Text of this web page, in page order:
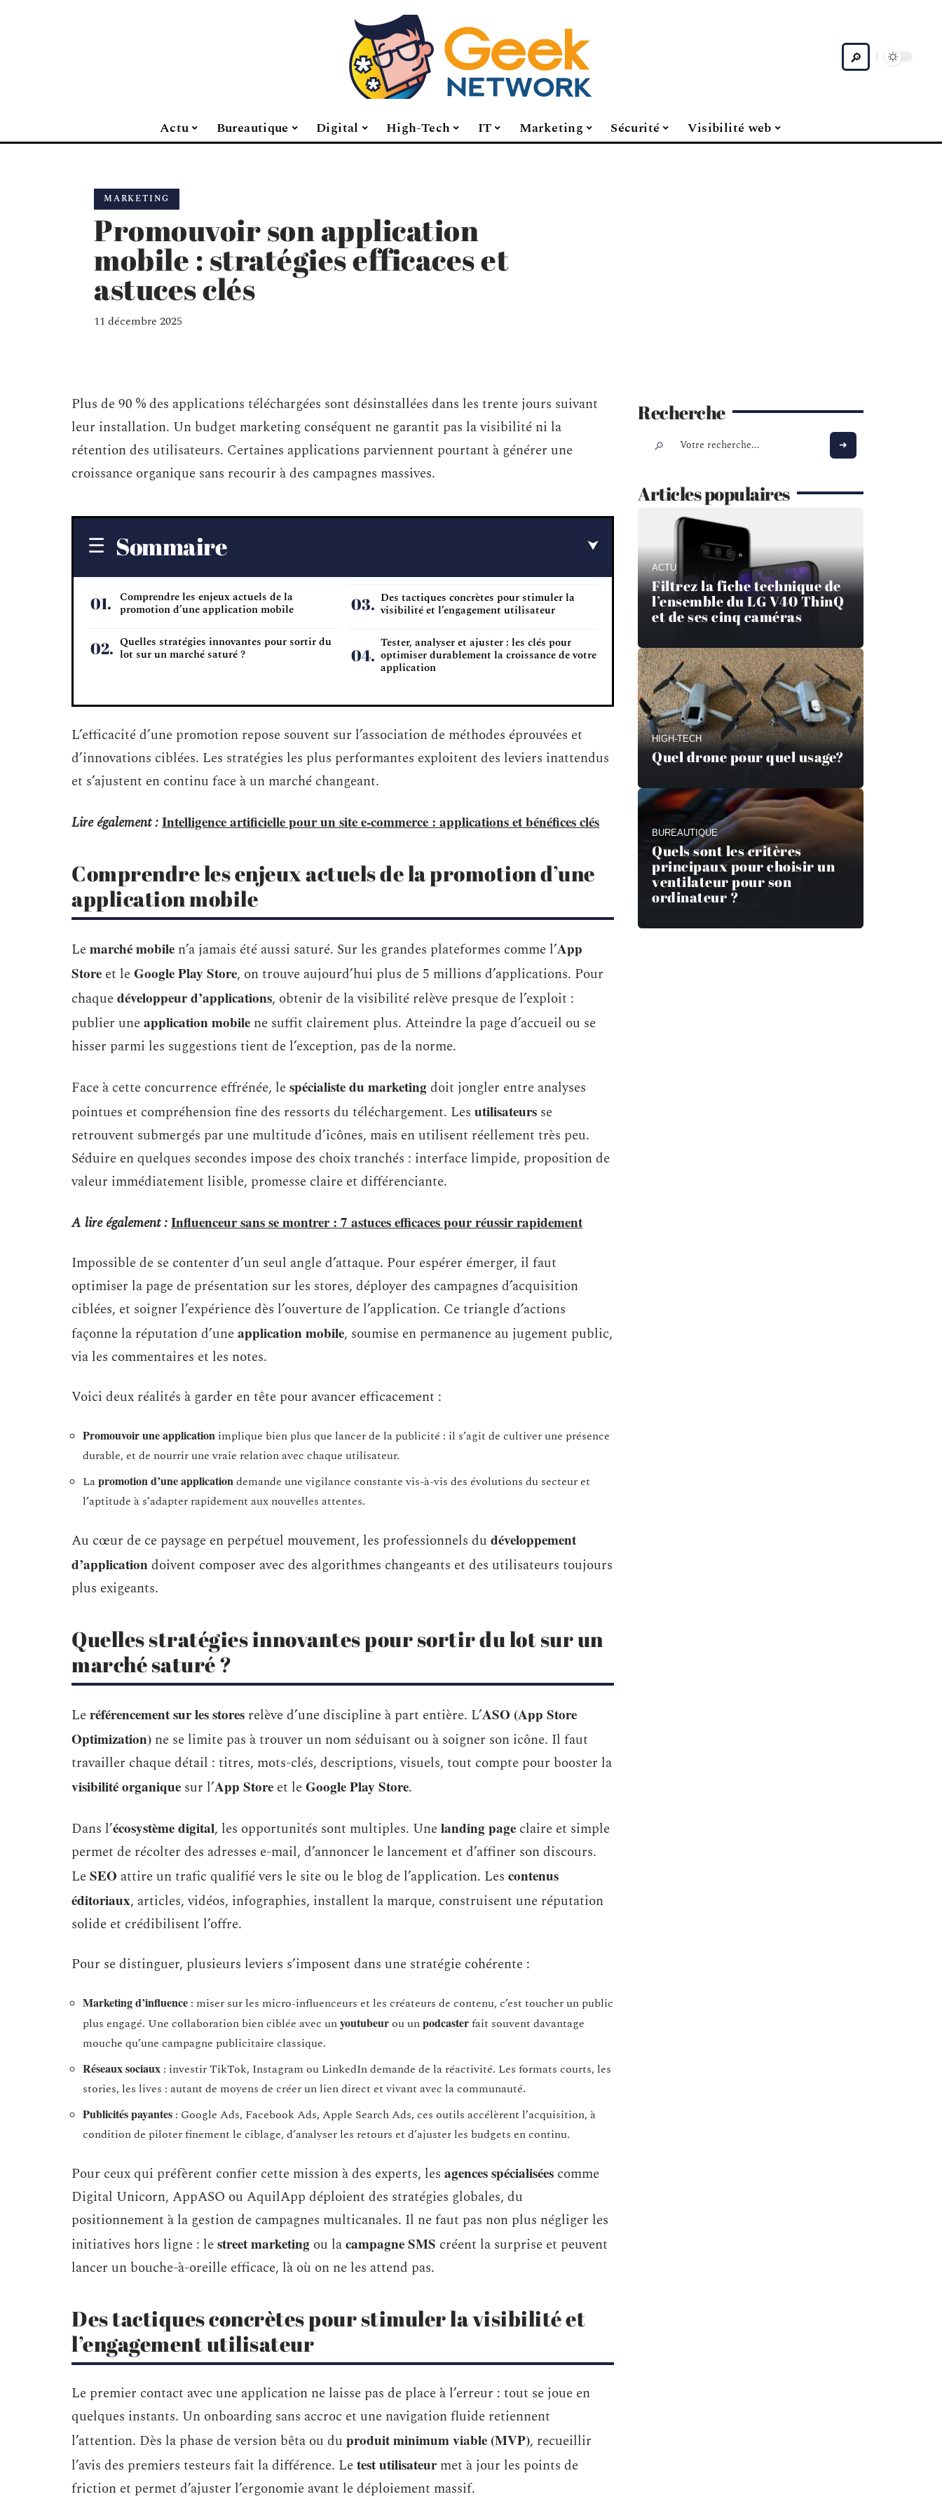
Actu Bureautique Digital High-Tech IT Marketing Sécurité Visibilité web
MARKETING
Promouvoir son application
mobile : stratégies efficaces et
astuces clés
11 décembre 2025
Plus de 90 % des applications téléchargées sont désinstallées dans les trente jours suivant
leur installation. Un budget marketing conséquent ne garantit pas la visibilité ni la
rétention des utilisateurs. Certaines applications parviennent pourtant à générer une
croissance organique sans recourir à des campagnes massives.
Sommaire
Comprendre les enjeux actuels de la
promotion d’une application mobile
Quelles stratégies innovantes pour sortir du
lot sur un marché saturé ?
Des tactiques concrètes pour stimuler la
visibilité et l’engagement utilisateur
Tester, analyser et ajuster : les clés pour
optimiser durablement la croissance de votre
application
L’efficacité d’une promotion repose souvent sur l’association de méthodes éprouvées et
d’innovations ciblées. Les stratégies les plus performantes exploitent des leviers inattendus
et s’ajustent en continu face à un marché changeant.
Lire également :Intelligence artificielle pour un site e-commerce : applications et bénéfices clés
Comprendre les enjeux actuels de la promotion d’une
application mobile
Lemarché mobile n’a jamais été aussi saturé. Sur les grandes plateformes comme l’App
Store et leGoogle Play Store, on trouve aujourd’hui plus de 5 millions d’applications. Pour
chaquedéveloppeur d’applications, obtenir de la visibilité relève presque de l’exploit :
publier uneapplication mobile ne suffit clairement plus. Atteindre la page d’accueil ou se
hisser parmi les suggestions tient de l’exception, pas de la norme.
Face à cette concurrence effrénée, lespécialiste du marketingdoit jongler entre analyses
pointues et compréhension fine des ressorts du téléchargement. Les utilisateurs se
retrouvent submergés par une multitude d’icônes, mais en utilisent réellement très peu.
Séduire en quelques secondes impose des choix tranchés : interface limpide, proposition de
valeur immédiatement lisible, promesse claire et différenciante.
A lire également :Influenceur sans se montrer : 7 astuces efficaces pour réussir rapidement
Impossible de se contenter d’un seul angle d’attaque. Pour espérer émerger, il faut
optimiser la page de présentation sur les stores, déployer des campagnes d’acquisition
ciblées, et soigner l’expérience dès l’ouverture de l’application. Ce triangle d’actions
façonne la réputation d’uneapplication mobile, soumise en permanence au jugement public,
via les commentaires et les notes.
Voici deux réalités à garder en tête pour avancer efficacement :
Promouvoir une application implique bien plus que lancer de la publicité : il s’agit de cultiver une présence
durable, et de nourrir une vraie relation avec chaque utilisateur.
Lapromotion d’une applicationdemande une vigilance constante vis-à-vis des évolutions du secteur et
l’aptitude à s’adapter rapidement aux nouvelles attentes.
Au cœur de ce paysage en perpétuel mouvement, les professionnels du développement
d’applicationdoivent composer avec des algorithmes changeants et des utilisateurs toujours
plus exigeants.
Quelles stratégies innovantes pour sortir du lot sur un
marché saturé ?
Leréférencement sur les stores relève d’une discipline à part entière. L’ASO (App Store
Optimization) ne se limite pas à trouver un nom séduisant ou à soigner son icône. Il faut
travailler chaque détail : titres, mots-clés, descriptions, visuels, tout compte pour booster la
visibilité organique sur l’App Store et leGoogle Play Store.
Dans l’écosystème digital, les opportunités sont multiples. Unelanding page claire et simple
permet de récolter des adresses e-mail, d’annoncer le lancement et d’affiner son discours.
LeSEO attire un trafic qualifié vers le site ou le blog de l’application. Les contenus
éditoriaux, articles, vidéos, infographies, installent la marque, construisent une réputation
solide et crédibilisent l’offre.
Pour se distinguer, plusieurs leviers s’imposent dans une stratégie cohérente :
Marketing d’influence : miser sur les micro-influenceurs et les créateurs de contenu, c’est toucher un public
plus engagé. Une collaboration bien ciblée avec unyoutubeurou unpodcasterfait souvent davantage
mouche qu’une campagne publicitaire classique.
Réseaux sociaux : investir TikTok, Instagram ou LinkedIn demande de la réactivité. Les formats courts, les
stories, les lives : autant de moyens de créer un lien direct et vivant avec la communauté.
Publicités payantes : Google Ads, Facebook Ads, Apple Search Ads, ces outils accélèrent l’acquisition, à
condition de piloter finement le ciblage, d’analyser les retours et d’ajuster les budgets en continu.
Pour ceux qui préfèrent confier cette mission à des experts, les agences spécialisées comme
Digital Unicorn, AppASO ou AquilApp déploient des stratégies globales, du
positionnement à la gestion de campagnes multicanales. Il ne faut pas non plus négliger les
initiatives hors ligne : lestreet marketing ou lacampagne SMS créent la surprise et peuvent
lancer un bouche-à-oreille efficace, là où on ne les attend pas.
Des tactiques concrètes pour stimuler la visibilité et
l’engagement utilisateur
Le premier contact avec une application ne laisse pas de place à l’erreur : tout se joue en
quelques instants. Un onboarding sans accroc et une navigation fluide retiennent
l’attention. Dès la phase de version bêta ou du produit minimum viable (MVP), recueillir
l’avis des premiers testeurs fait la différence. Letest utilisateurmet à jour les points de
friction et permet d’ajuster l’ergonomie avant le déploiement massif.
Recherche
Articles populaires
ACTU
Filtrez la fiche technique de
l’ensemble du LG V40 ThinQ
et de ses cinq caméras
HIGH-TECH
Quel drone pour quel usage?
BUREAUTIQUE
Quels sont les critères
principaux pour choisir un
ventilateur pour son
ordinateur ?